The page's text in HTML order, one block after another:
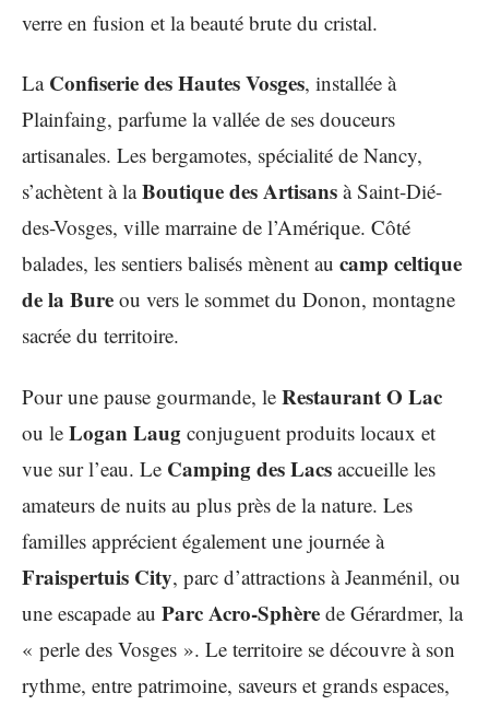
verre en fusion et la beauté brute du cristal.
La Confiserie des Hautes Vosges, installée à
Plainfaing, parfume la vallée de ses douceurs
artisanales. Les bergamotes, spécialité de Nancy,
s’achètent à laBoutique des Artisans à Saint-Dié-
des-Vosges, ville marraine de l’Amérique. Côté
balades, les sentiers balisés mènent au camp celtique
de la Bure ou vers le sommet du Donon, montagne
sacrée du territoire.
Pour une pause gourmande, le Restaurant O Lac
ou le Logan Laug conjuguent produits locaux et
vue sur l’eau. Le Camping des Lacs accueille les
amateurs de nuits au plus près de la nature. Les
familles apprécient également une journée à
Fraispertuis City, parc d’attractions à Jeanménil, ou
une escapade au Parc Acro-Sphère de Gérardmer, la
« perle des Vosges ». Le territoire se découvre à son
rythme, entre patrimoine, saveurs et grands espaces,